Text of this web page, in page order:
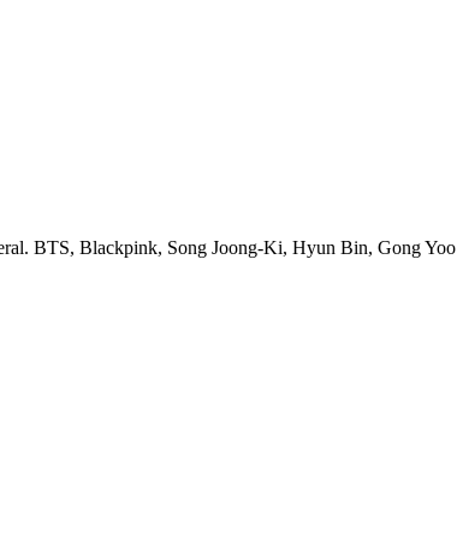
BTS, Blackpink, Song Joong-Ki, Hyun Bin, Gong Yoo